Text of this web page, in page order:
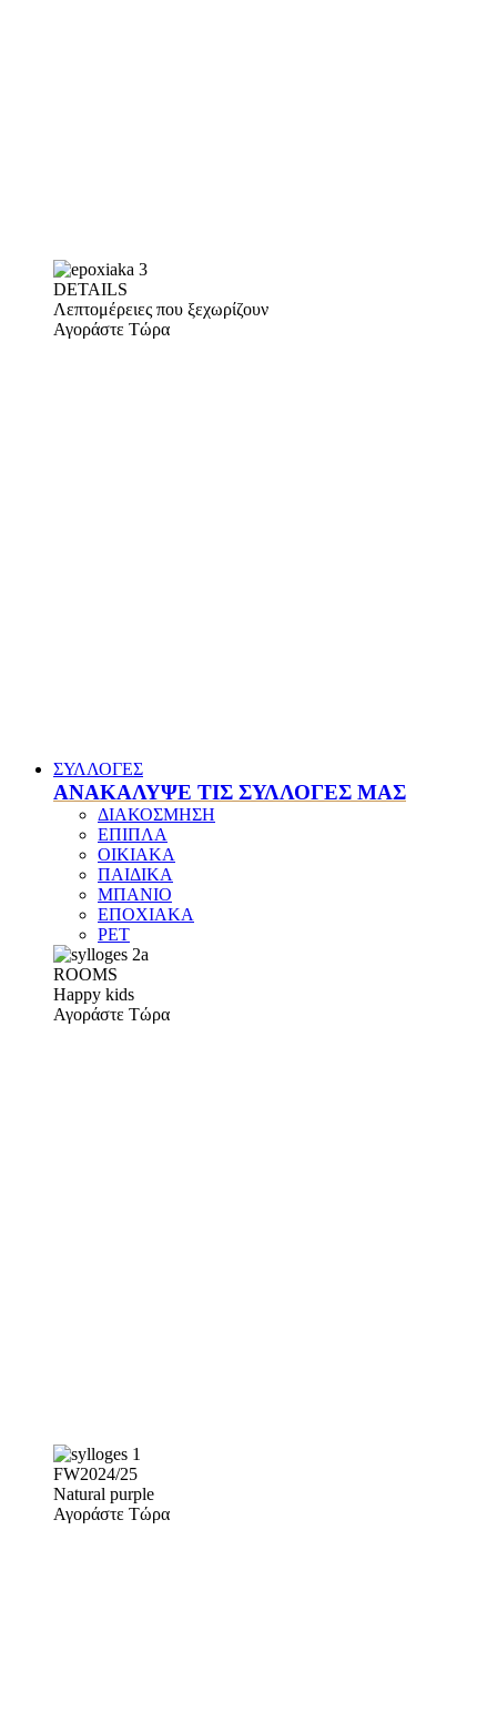
DETAILS
Λεπτομέρειες που ξεχωρίζουν
Αγοράστε Τώρα
ΣΥΛΛΟΓΕΣ
ΑΝΑΚΑΛΥΨΕ ΤΙΣ ΣΥΛΛΟΓΕΣ ΜΑΣ
ΔΙΑΚΟΣΜΗΣΗ
ΕΠΙΠΛΑ
ΟΙΚΙΑΚΑ
ΠΑΙΔΙΚΑ
ΜΠΑΝΙΟ
ΕΠΟΧΙΑΚΑ
PET
ROOMS
Happy kids
Αγοράστε Τώρα
FW2024/25
Natural purple
Αγοράστε Τώρα